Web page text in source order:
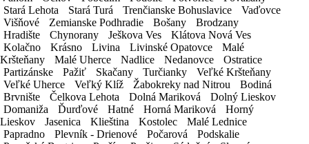
Stará Lehota
Stará Turá Trenčianske Bohuslavice
Vaďovce
Višňové
Zemianske Podhradie Bošany
Brodzany
Hradište
Chynorany Ješkova Ves
Klátova Nová Ves
Kolačno
Krásno Livina Livinské Opatovce
Malé
Kršteňany
Malé Uherce Nadlice Nedanovce
Ostratice
Partizánske
Pažiť Skačany Turčianky
Veľké Kršteňany
Veľké Uherce
Veľký Klíž Žabokreky nad Nitrou
Bodiná
Brvnište
Čelkova Lehota Dolná Mariková
Dolný Lieskov
Domaniža
Ďurďové Hatné Horná Mariková
Horný
Lieskov
Jasenica Klieština Kostolec
Malé Lednice
Papradno
Plevník - Drienové Počarová
Podskalie
Stará Lehota
Stará Turá Trenčianske Bohuslavice
Vaďovce
Višňové
Zemianske Podhradie Bošany
Brodzany
Hradište
Chynorany Ješkova Ves
Klátova Nová Ves
Kolačno
Krásno Livina Livinské Opatovce
Malé
Kršteňany
Malé Uherce Nadlice Nedanovce
Ostratice
Partizánske
Pažiť Skačany Turčianky
Veľké Kršteňany
Veľké Uherce
Veľký Klíž Žabokreky nad Nitrou
Bodiná
Brvnište
Čelkova Lehota Dolná Mariková
Dolný Lieskov
Domaniža
Ďurďové Hatné Horná Mariková
Horný
Lieskov
Jasenica Klieština Kostolec
Malé Lednice
Papradno
Plevník - Drienové Počarová
Podskalie
Spôsob platby
Fakturačné údaje
Pristavenie a odstavenie vozidla v rámci
pobočky (mesta) Zadarmo
Havaríjne a zákonné poistenie
Zadarmo